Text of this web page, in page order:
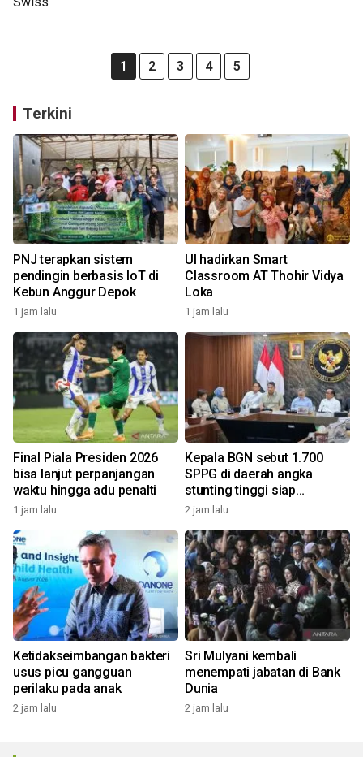
1 2 3 4 5
Terkini
PNJ terapkan sistem
pendingin berbasis IoT di
Kebun Anggur Depok
1 jam lalu
UI hadirkan Smart
Classroom AT Thohir Vidya
Loka
1 jam lalu
Final Piala Presiden 2026
bisa lanjut perpanjangan
waktu hingga adu penalti
1 jam lalu
Kepala BGN sebut 1.700
SPPG di daerah angka
stunting tinggi siap
beroperasi
2 jam lalu
Ketidakseimbangan bakteri
usus picu gangguan
perilaku pada anak
2 jam lalu
Sri Mulyani kembali
menempati jabatan di Bank
Dunia
2 jam lalu